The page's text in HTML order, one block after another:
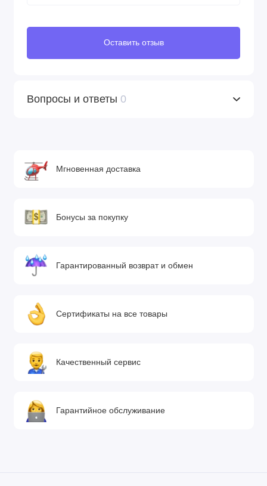
Оставить отзыв
Вопросы и ответы 0
Мгновенная доставка
Бонусы за покупку
Гарантированный возврат и обмен
Сертификаты на все товары
Качественный сервис
Гарантийное обслуживание